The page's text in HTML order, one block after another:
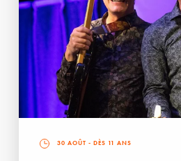
30 AOÛT - DÈS 11 ANS